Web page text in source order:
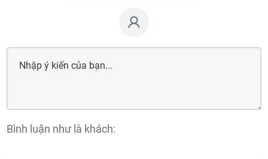
Bình luận như là khách: